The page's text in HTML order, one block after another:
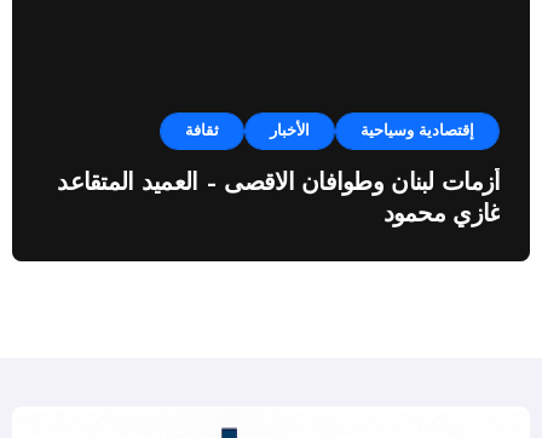
إقتصادية وسياحية الأخبار ثقافة
أزمات لبنان وطوافان الاقصى – العميد المتقاعد
غازي محمود